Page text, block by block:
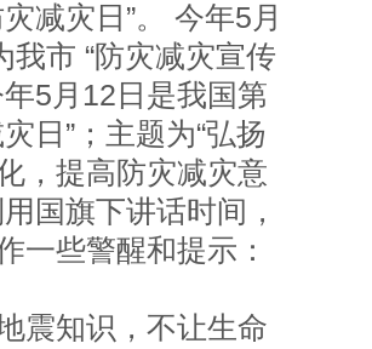
减灾日”。 今年5月
我市 “防灾减灾宣传
5月12日是我国第
日”；主题为“弘扬
，提高防灾减灾意
国旗下讲话时间，
一些警醒和提示：
震知识，不让生命